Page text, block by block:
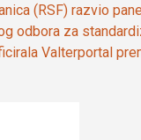
(RSF) razvio
odbora za
Valterportal